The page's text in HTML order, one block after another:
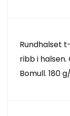
Rundhalset
ribb i halsen.
Bomull. 180